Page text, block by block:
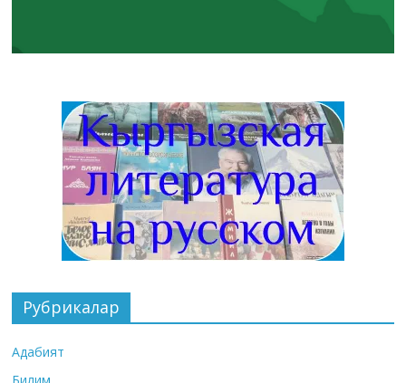
Рубрикалар
Адабият